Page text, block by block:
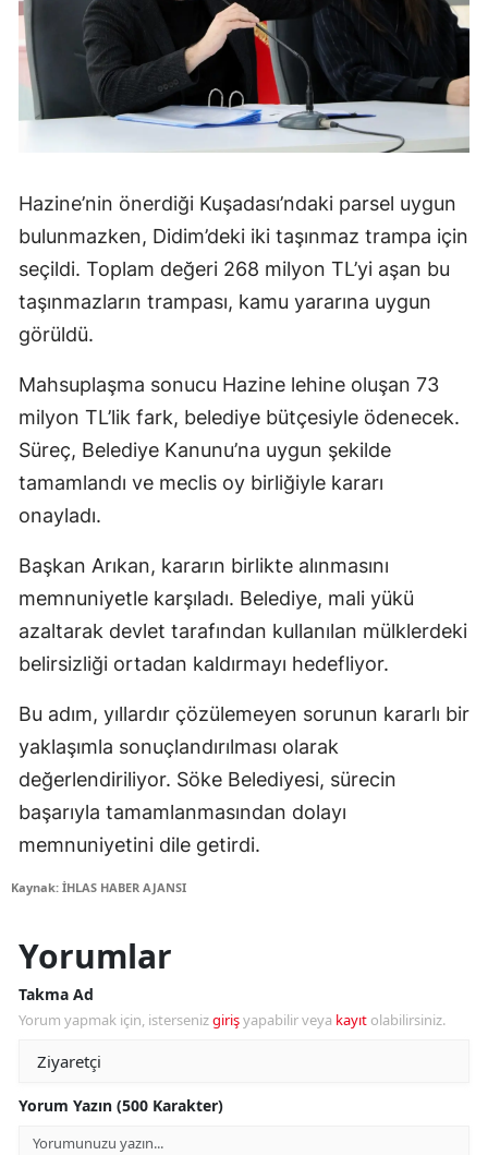
Hazine’nin önerdiği Kuşadası’ndaki parsel uygun
bulunmazken, Didim’deki iki taşınmaz trampa için
seçildi. Toplam değeri 268 milyon TL’yi aşan bu
taşınmazların trampası, kamu yararına uygun
görüldü.
Mahsuplaşma sonucu Hazine lehine oluşan 73
milyon TL’lik fark, belediye bütçesiyle ödenecek.
Süreç, Belediye Kanunu’na uygun şekilde
tamamlandı ve meclis oy birliğiyle kararı
onayladı.
Başkan Arıkan, kararın birlikte alınmasını
memnuniyetle karşıladı. Belediye, mali yükü
azaltarak devlet tarafından kullanılan mülklerdeki
belirsizliği ortadan kaldırmayı hedefliyor.
Bu adım, yıllardır çözülemeyen sorunun kararlı bir
yaklaşımla sonuçlandırılması olarak
değerlendiriliyor. Söke Belediyesi, sürecin
başarıyla tamamlanmasından dolayı
memnuniyetini dile getirdi.
Kaynak: İHLAS HABER AJANSI
Yorumlar
Takma Ad
Yorum yapmak için, istersenizgirişyapabilir veya kayıt olabilirsiniz.
Yorum Yazın (500 Karakter)